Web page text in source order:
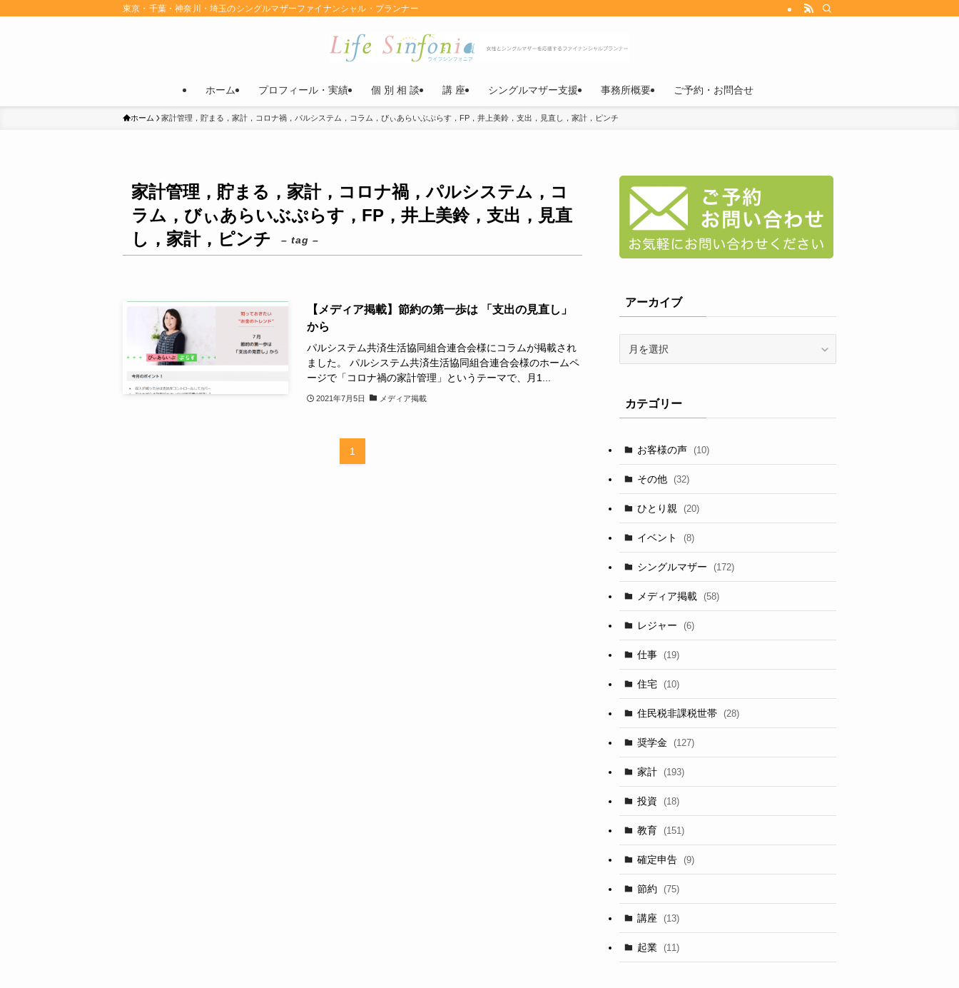
東京・千葉・神奈川・埼玉のシングルマザーファイナンシャル・プランナー
ホーム プロフィール・実績 個 別 相 談 講 座 シングルマザー支援 事務所概要 ご予約・お問合せ
ホーム 家計管理，貯まる，家計，コロナ禍，パルシステム，コラム，びぃあらいぶぷらす，FP，井上美鈴，支出，見直し，家計，ピンチ
家計管理，貯まる，家計，コロナ禍，パルシステム，コ
ラム，びぃあらいぶぷらす，FP，井上美鈴，支出，見直
し，家計，ピンチ
– tag –
【メディア掲載】節約の第一歩は 「支出の見直し」
から
パルシステム共済生活協同組合連合会様にコラムが掲載され
ました。 パルシステム共済生活協同組合連合会様のホームペ
ージで「コロナ禍の家計管理」というテーマで、月1...
2021年7月5日 メディア掲載
1
アーカイブ
ブカテゴリー
お客様の声 (10)
その他 (32)
ひとり親 (20)
イベント (8)
シングルマザー (172)
メディア掲載 (58)
レジャー (6)
仕事 (19)
住宅 (10)
住民税非課税世帯 (28)
奨学金 (127)
家計 (193)
投資 (18)
教育 (151)
確定申告 (9)
節約 (75)
講座 (13)
起業 (11)